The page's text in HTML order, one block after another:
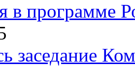
в программе
заседание